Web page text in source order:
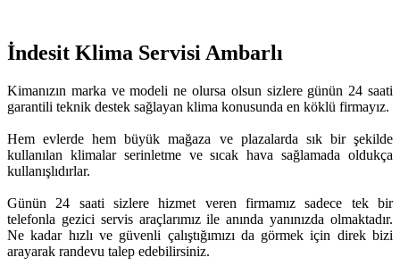
İndesit Klima Servisi Ambarlı
Kimanızın marka ve modeli ne olursa olsun sizlere günün 24 saati
garantili teknik destek sağlayan klima konusunda en köklü firmayız.
Hem evlerde hem büyük mağaza ve plazalarda sık bir şekilde
kullanılan klimalar serinletme ve sıcak hava sağlamada oldukça
kullanışlıdırlar.
Günün 24 saati sizlere hizmet veren firmamız sadece tek bir
telefonla gezici servis araçlarımız ile anında yanınızda olmaktadır.
Ne kadar hızlı ve güvenli çalıştığımızı da görmek için direk bizi
arayarak randevu talep edebilirsiniz.